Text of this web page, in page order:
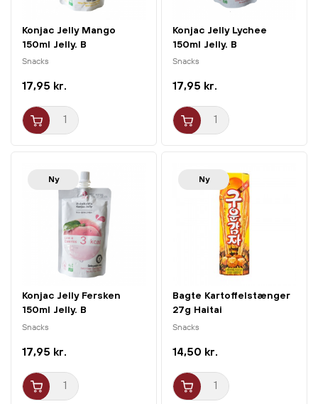
Konjac Jelly Mango
150ml Jelly. B
Snacks
17,95 kr.
Konjac Jelly Lychee
150ml Jelly. B
Snacks
17,95 kr.
Ny
Konjac Jelly Fersken
150ml Jelly. B
Snacks
17,95 kr.
Ny
Bagte Kartoffelstænger
27g Haitai
Snacks
14,50 kr.